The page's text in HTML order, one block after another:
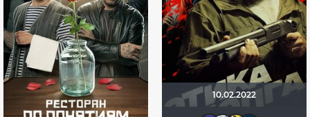
10.02.2022